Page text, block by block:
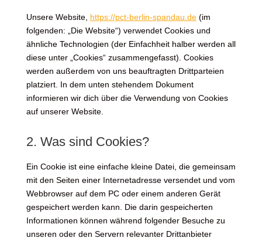
Unsere Website, https://pct-berlin-spandau.de(im
folgenden: „Die Website“) verwendet Cookies und
ähnliche Technologien (der Einfachheit halber werden all
diese unter „Cookies“ zusammengefasst). Cookies
werden außerdem von uns beauftragten Drittparteien
platziert. In dem unten stehendem Dokument
informieren wir dich über die Verwendung von Cookies
auf unserer Website.
2. Was sind Cookies?
Ein Cookie ist eine einfache kleine Datei, die gemeinsam
mit den Seiten einer Internetadresse versendet und vom
Webbrowser auf dem PC oder einem anderen Gerät
gespeichert werden kann. Die darin gespeicherten
Informationen können während folgender Besuche zu
unseren oder den Servern relevanter Drittanbieter